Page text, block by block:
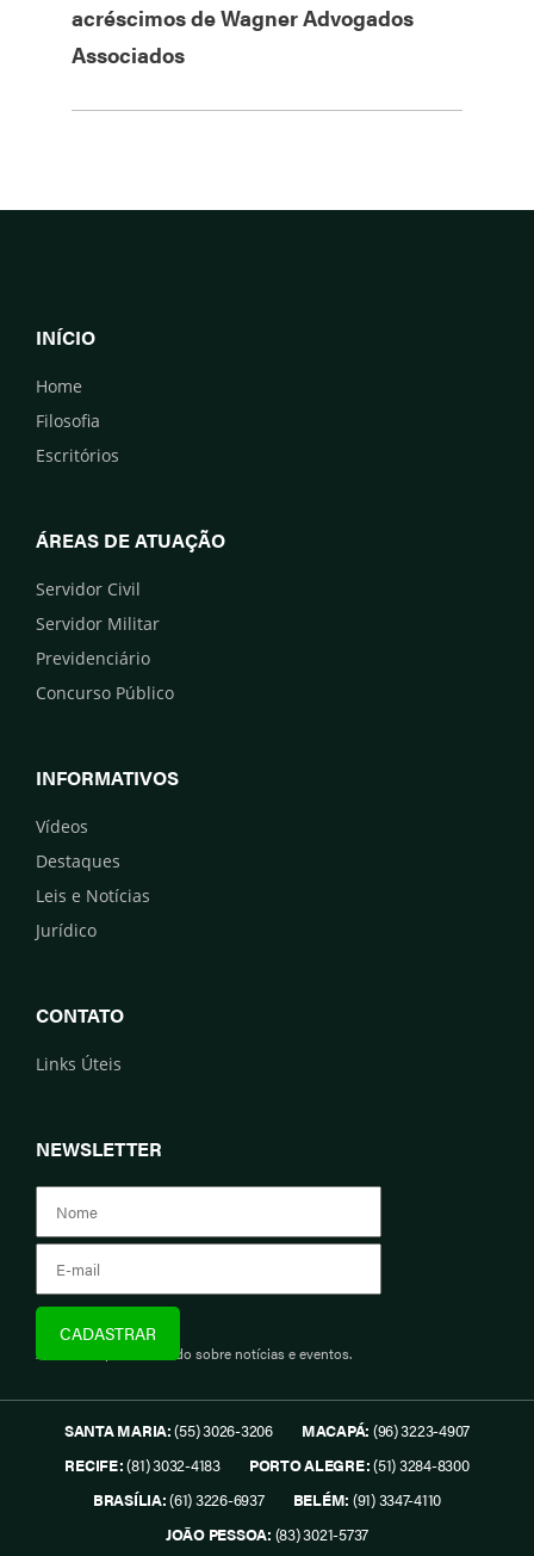
acréscimos de Wagner Advogados
Associados
INÍCIO
Home
Filosofia
Escritórios
ÁREAS DE ATUAÇÃO
Servidor Civil
Servidor Militar
Previdenciário
Concurso Público
INFORMATIVOS
Vídeos
Destaques
Leis e Notícias
Jurídico
CONTATO
Links Úteis
NEWSLETTER
Assine e fique informado sobre notícias e eventos.
SANTA MARIA:(55) 3026-3206 MACAPÁ: (96) 3223-4907
RECIFE:(81) 3032-4183 PORTO ALEGRE:(51) 3284-8300
BRASÍLIA:(61) 3226-6937 BELÉM: (91) 3347-4110
JOÃO PESSOA: (83) 3021-5737